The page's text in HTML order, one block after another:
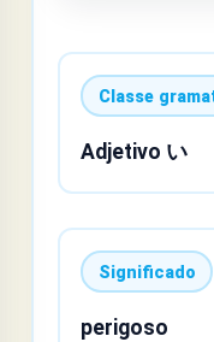
Classe
Adjetivo い
Significado
perigoso